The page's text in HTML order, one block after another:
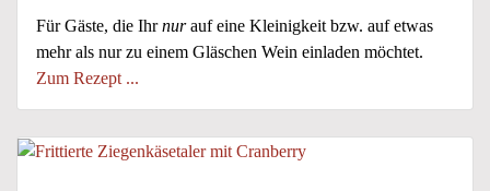
Für Gäste, die Ihrnurauf eine Kleinigkeit bzw. auf etwas
mehr als nur zu einem Gläschen Wein einladen möchtet.
Zum Rezept ...